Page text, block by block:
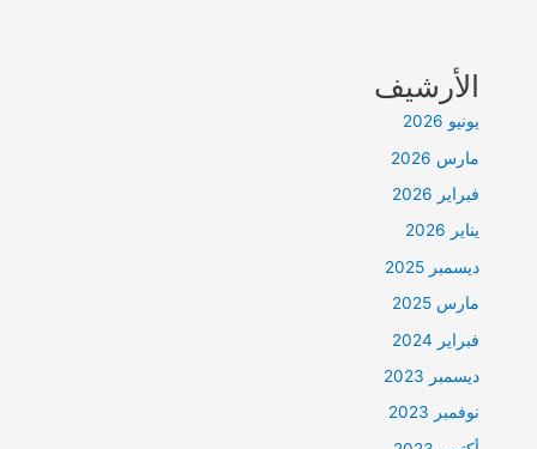
الأرشيف
يونيو 2026
مارس 2026
فبراير 2026
يناير 2026
ديسمبر 2025
مارس 2025
فبراير 2024
ديسمبر 2023
نوفمبر 2023